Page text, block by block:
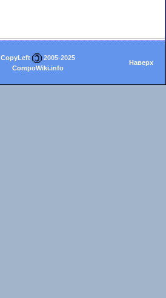
CopyLeft
2005-2025
CompoWiki.info
Наверх